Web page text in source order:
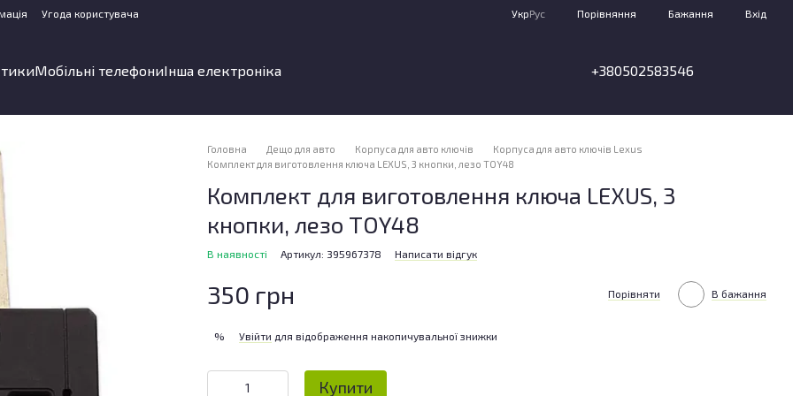
Угода користувача УкрРус Порівняння Бажання Вхід
Мобільні телефониІнша електроніка +380502583546
Головна Дещо для авто Корпуса для авто ключів
Корпуса для авто ключів Lexus
Комплект для виготовлення ключа LEXUS, 3 кнопки, лезо TOY48
Комплект для виготовлення ключа LEXUS, 3
кнопки, лезо TOY48
В наявності Артикул: 395967378 Написати відгук
350 грн Порівняти В бажання
% Увійти для відображення накопичувальної знижки
Купити